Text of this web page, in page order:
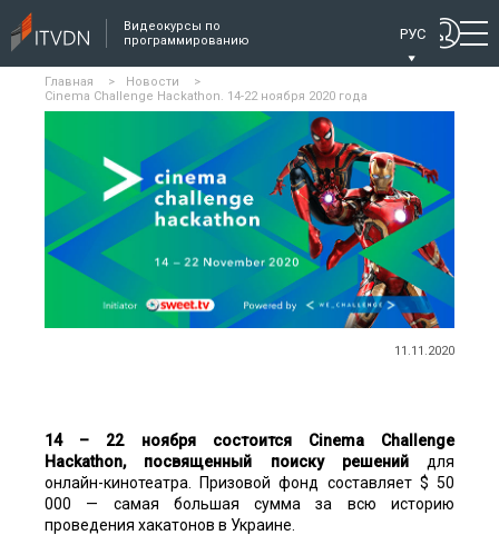
Видеокурсы по
программированию
РУС
Главная > Новости
>
Cinema Challenge Hackathon. 14-22 ноября 2020 года
11.11.2020
14 – 22 ноября состоится Cinema Challenge
Hackathon, посвященный поиску решенийдля
онлайн-кинотеатра. Призовой фонд составляет $ 50
000 — самая большая сумма за всю историю
проведения хакатонов в Украине.